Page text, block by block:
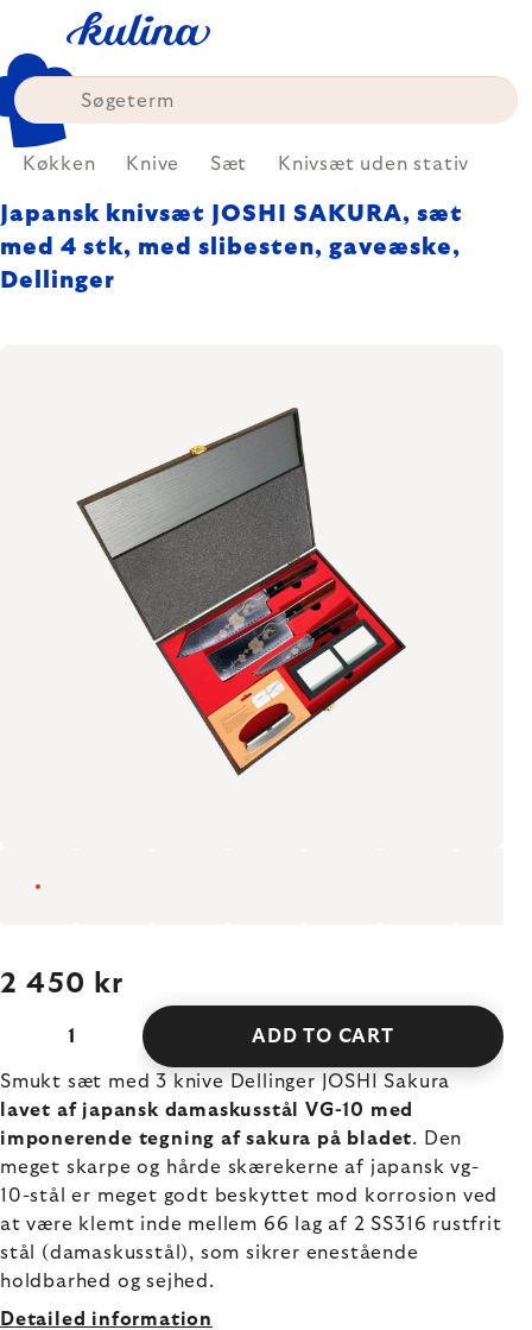
content
Køkken Knive Sæt Knivsæt uden stativ
Japansk knivsæt JOSHI SAKURA, sæt
med 4 stk, med slibesten, gaveæske,
Dellinger
2 450 kr
ADD TO CART
Smukt sæt med 3 knive Dellinger JOSHI Sakura
lavet af japansk damaskusstål VG-10 med
imponerende tegning af sakura på bladet. Den
meget skarpe og hårde skærekerne af japansk vg-
10-stål er meget godt beskyttet mod korrosion ved
at være klemt inde mellem 66 lag af 2 SS316 rustfrit
stål (damaskusstål), som sikrer enestående
holdbarhed og sejhed.
Detailed information